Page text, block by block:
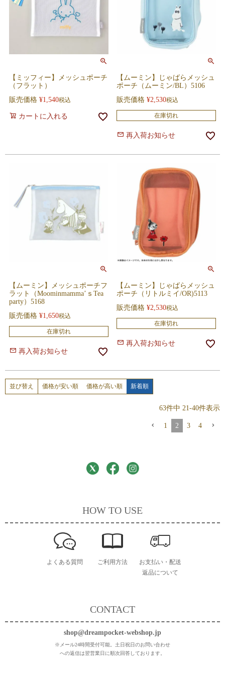
【ミッフィー】メッシュポーチ
（フラット）
販売価格 ¥1,540税込
カートに入れる
【ムーミン】じゃばらメッシュ
ポーチ（ムーミン/BL）5106
販売価格 ¥2,530税込
在庫切れ
再入荷お知らせ
【ムーミン】メッシュポーチフ
ラット（Moominmamma’ｓTea
party）5168
販売価格 ¥1,650税込
在庫切れ
再入荷お知らせ
【ムーミン】じゃばらメッシュ
ポーチ（リトルミイ/OR)5113
販売価格 ¥2,530税込
在庫切れ
再入荷お知らせ
並び替え 価格が安い順 価格が高い順 新着順
63件中 21-40件表示
1 2 3 4
CONTACT
shop@dreampocket-webshop.jp
※メール24時間受付可能。土日祝日のお問い合わせ
への返信は翌営業日に順次回答しております。
HOW TO USE
よくある質問 ご利用方法
お支払い・配送
返品について